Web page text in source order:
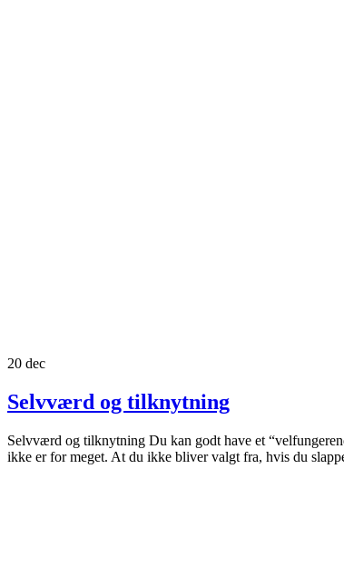
20 dec
Selvværd og tilknytning
Selvværd og tilknytning Du kan godt have et
ikke er for meget. At du ikke bliver valgt fra, hvis du